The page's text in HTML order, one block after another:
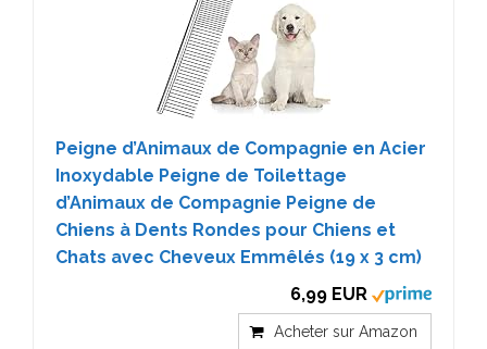
Peigne d’Animaux de Compagnie en Acier
Inoxydable Peigne de Toilettage
d’Animaux de Compagnie Peigne de
Chiens à Dents Rondes pour Chiens et
Chats avec Cheveux Emmêlés (19 x 3 cm)
6,99 EUR
Acheter sur Amazon